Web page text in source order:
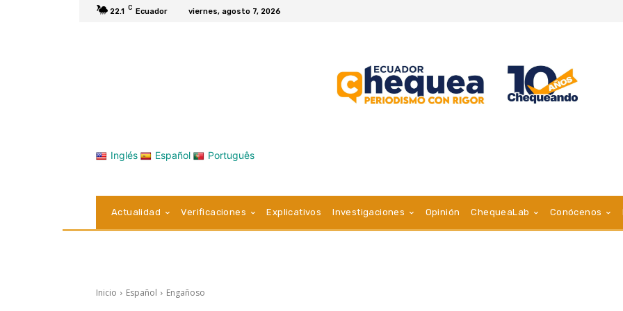
22.1 C Ecuador viernes, agosto 7, 2026
Inglés Español Português
Actualidad Verificaciones Explicativos Investigaciones Opinión ChequeaLab Conócenos
Inicio Español Engañoso